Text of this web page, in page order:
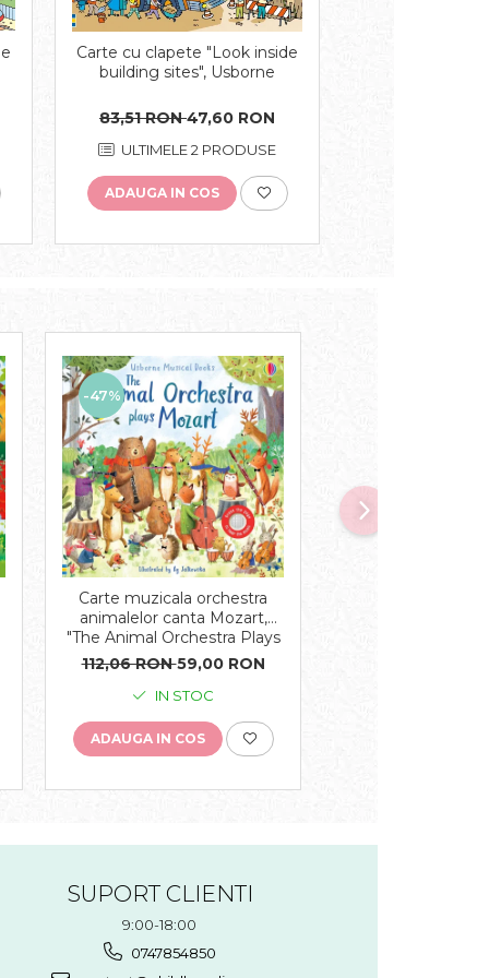
Carte cu clapete "Look inside
building sites", Usborne
83,51 RON47,60 RON
ULTIMELE 2 PRODUSE
ADAUGA IN COS
-47%
Carte muzicala orchestra
animalelor canta Mozart,
"The Animal Orchestra Plays
Mozart", cartonata, Usborne
112,06 RON59,00 RON
IN STOC
ADAUGA IN COS
-43%
SUPORT CLIENTI
9:00-18:00
0747854850